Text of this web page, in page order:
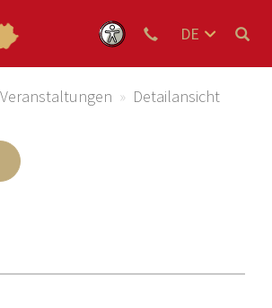
DE
Veranstaltungen Detailansicht